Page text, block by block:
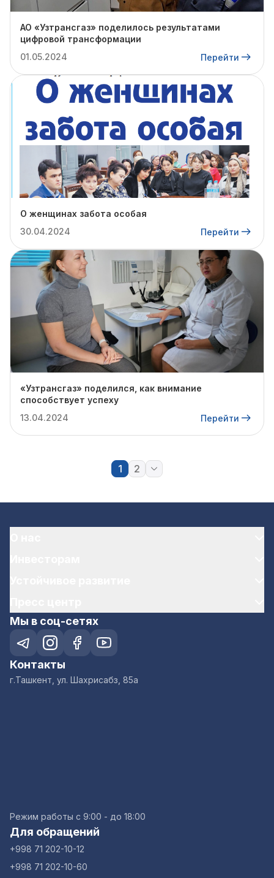
АО «Узтрансгаз» поделилось результатами
цифровой трансформации
01.05.2024
Перейти
О женщинах забота особая
30.04.2024
Перейти
«Узтрансгаз» поделился, как внимание
способствует успеху
13.04.2024
Перейти
1 2
Мы в соц-сетях
Контакты
г.Ташкент, ул. Шахрисабз, 85а
Режим работы с 9:00 - до 18:00
Для обращений
+998 71 202-10-12
+998 71 202-10-60